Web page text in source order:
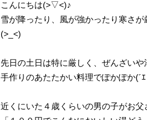
こんにちは(>▽<)♪
雪が降ったり、風が強かったり寒さ
(>_<)
先日の土日は特に厳しく、ぜんざいや
手作りのあたたかい料理でぽかぽか(´
近くにいた４歳くらいの男の子がお父